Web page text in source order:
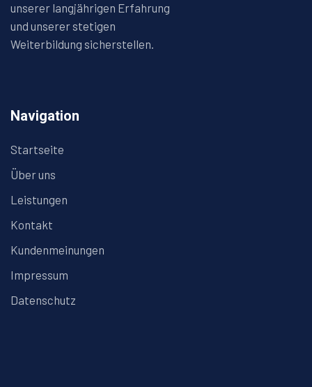
unserer langjährigen Erfahrung
und unserer stetigen
Weiterbildung sicherstellen.
Navigation
Startseite
Über uns
Leistungen
Kontakt
Kundenmeinungen
Impressum
Datenschutz